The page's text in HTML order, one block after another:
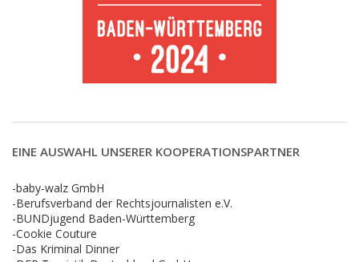
EINE AUSWAHL UNSERER KOOPERATIONSPARTNER
-baby-walz GmbH
-Berufsverband der Rechtsjournalisten e.V.
-BUNDjugend Baden-Württemberg
-Cookie Couture
-Das Kriminal Dinner